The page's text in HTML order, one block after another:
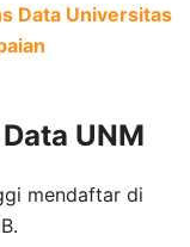
Data Universitas
UNM
mendaftar di